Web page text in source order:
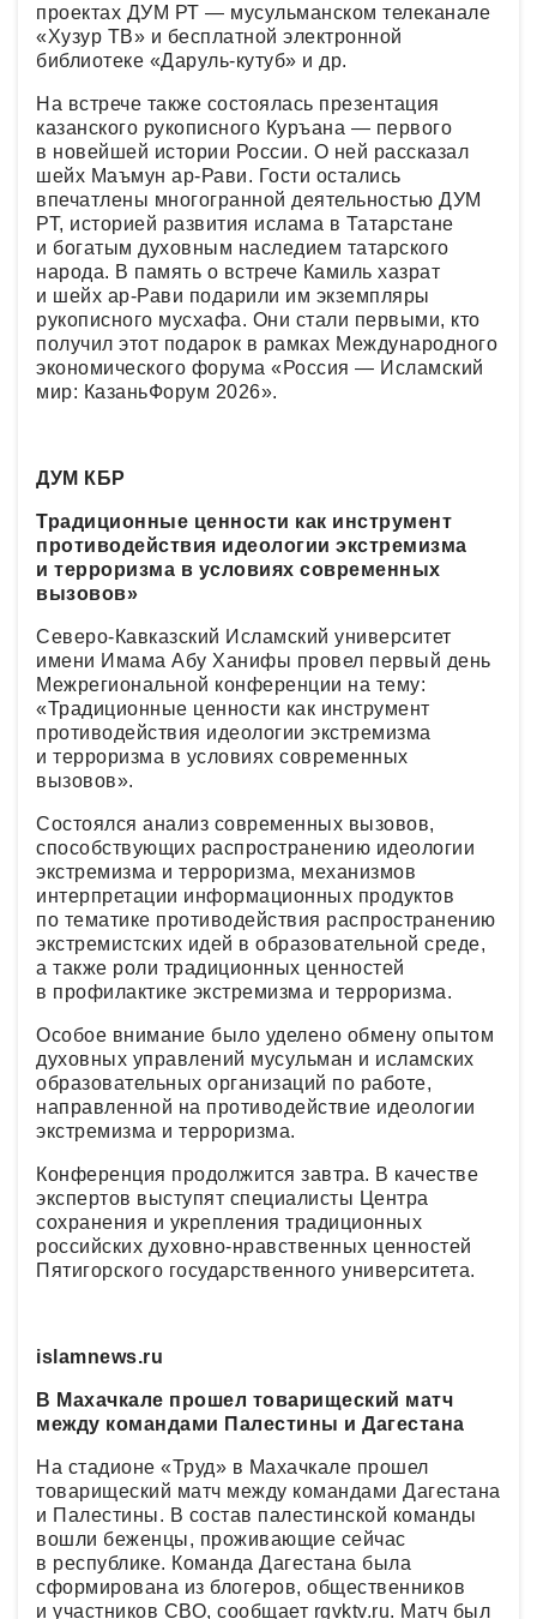
проектах ДУМ РТ — мусульманском телеканале
«Хузур ТВ» и бесплатной электронной
библиотеке «Даруль-кутуб» и др.
На встрече также состоялась презентация
казанского рукописного Куръана — первого
в новейшей истории России. О ней рассказал
шейх Маъмун ар-Рави. Гости остались
впечатлены многогранной деятельностью ДУМ
РТ, историей развития ислама в Татарстане
и богатым духовным наследием татарского
народа. В память о встрече Камиль хазрат
и шейх ар-Рави подарили им экземпляры
рукописного мусхафа. Они стали первыми, кто
получил этот подарок в рамках Международного
экономического форума «Россия — Исламский
мир: КазаньФорум 2026».
ДУМ КБР
Традиционные ценности как инструмент
противодействия идеологии экстремизма
и терроризма в условиях современных
вызовов»
Северо-Кавказский Исламский университет
имени Имама Абу Ханифы провел первый день
Межрегиональной конференции на тему:
«Традиционные ценности как инструмент
противодействия идеологии экстремизма
и терроризма в условиях современных
вызовов».
Состоялся анализ современных вызовов,
способствующих распространению идеологии
экстремизма и терроризма, механизмов
интерпретации информационных продуктов
по тематике противодействия распространению
экстремистских идей в образовательной среде,
а также роли традиционных ценностей
в профилактике экстремизма и терроризма.
Особое внимание было уделено обмену опытом
духовных управлений мусульман и исламских
образовательных организаций по работе,
направленной на противодействие идеологии
экстремизма и терроризма.
Конференция продолжится завтра. В качестве
экспертов выступят специалисты Центра
сохранения и укрепления традиционных
российских духовно-нравственных ценностей
Пятигорского государственного университета.
islamnews.ru
В Махачкале прошел товарищеский матч
между командами Палестины и Дагестана
На стадионе «Труд» в Махачкале прошел
товарищеский матч между командами Дагестана
и Палестины. В состав палестинской команды
вошли беженцы, проживающие сейчас
в республике. Команда Дагестана была
сформирована из блогеров, общественников
и участников СВО, сообщает rgvktv.ru. Матч был